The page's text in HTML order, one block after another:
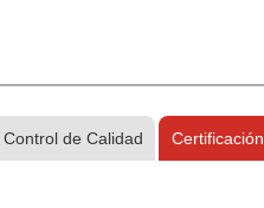
Control de Calidad Certificación